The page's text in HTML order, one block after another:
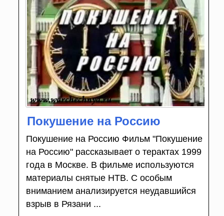
Покушение на Россию
Покушение на Россию Фильм "Покушение
на Россию" рассказывает о терактах 1999
года в Москве. В фильме используются
материалы снятые НТВ. С особым
вниманием анализируется неудавшийся
взрыв в Рязани ...